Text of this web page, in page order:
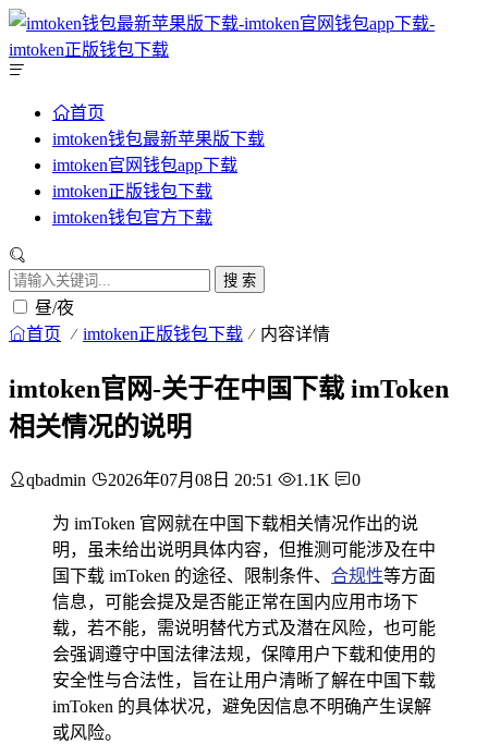
首页
imtoken钱包最新苹果版下载
imtoken官网钱包app下载
imtoken正版钱包下载
imtoken钱包官方下载
搜 索
昼/夜
首页 imtoken正版钱包下载 内容详情
imtoken官网-关于在中国下载 imToken
相关情况的说明
qbadmin 2026年07月08日 20:51 1.1K 0
为 imToken 官网就在中国下载相关情况作出的说
明，虽未给出说明具体内容，但推测可能涉及在中
国下载 imToken 的途径、限制条件、 合规性等方面
信息，可能会提及是否能正常在国内应用市场下
载，若不能，需说明替代方式及潜在风险，也可能
会强调遵守中国法律法规，保障用户下载和使用的
安全性与合法性，旨在让用户清晰了解在中国下载
imToken 的具体状况，避免因信息不明确产生误解
或风险。